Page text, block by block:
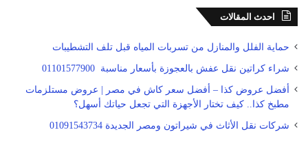
احدث المقالات
حماية الفلل والمنازل من تسربات المياه قبل تلف التشطيبات
شراء كراتين نقل عفش بالعجوزة بأسعار مناسبة 01101577900
أفضل عروض كذا – أفضل سعر كاش في مصر | عروض مستلزمات
مطبخ كذا.. كيف تختار الأجهزة التي تجعل حياتك أسهل؟
شركات نقل الأثاث في شيراتون ومصر الجديدة 01091543734